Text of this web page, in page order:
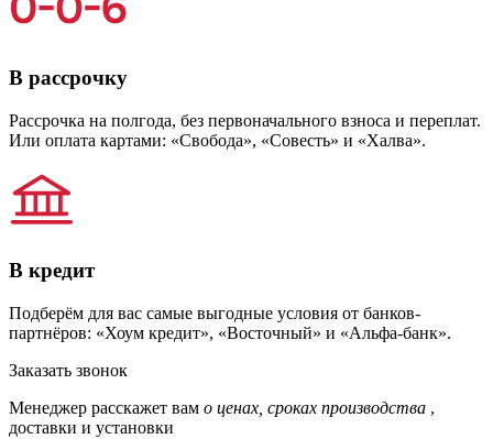
В рассрочку
Рассрочка на полгода, без первоначального взноса и переплат.
Или оплата картами: «Свобода», «Совесть» и «Халва».
В кредит
Подберём для вас самые выгодные условия от банков-
партнёров: «Хоум кредит», «Восточный» и «Альфа-банк».
Заказать звонок
Менеджер расскажет вам о ценах, сроках производства ,
доставки и установки